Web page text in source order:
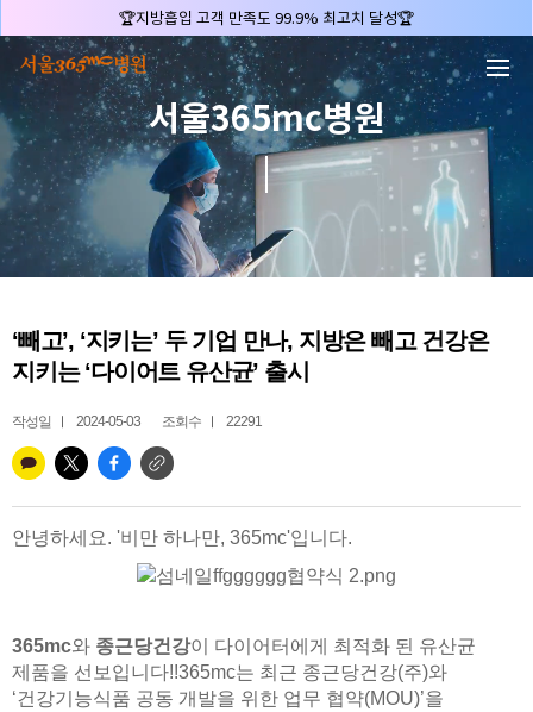
🏆지방흡입 고객 만족도 99.9% 최고치 달성🏆
🏆대한민국 최다 지방흡입 케이스 370,884건🏆
🏆서울365mc병원 부위별 최다 지방흡입 집도의 4관왕!! (2026년 7월 기준)
복부지방흡입 1위 | 서울365mc병원 정원주 원장
허파고리 1위 | 서울365mc병원 이성훈 부병원장(4개월 연속)
얼굴지방흡입 1위 | 서울365mc병원 서성익 원장(3년 연속)
배파가리 1위 | 서울365mc병원 서성익 원장
🏆대한민국 최대 15층 규모 지방흡입 특화 병원🏆
🏆지방흡입 고객 만족도 99.9% 최고치 달성🏆
🏆대한민국 최다 지방흡입 케이스 370,884건🏆
서울365mc병원
‘빼고’, ‘지키는’ 두 기업 만나, 지방은 빼고 건강은
지키는 ‘다이어트 유산균’ 출시
작성일 2024-05-03 조회수 22291
안녕하세요. '비만 하나만, 365mc'입니다.
365mc와 종근당건강이 다이어터에게 최적화 된 유산균
제품을 선보입니다!!365mc는 최근 종근당건강(주)와
‘건강기능식품 공동 개발을 위한 업무 협약(MOU)’을